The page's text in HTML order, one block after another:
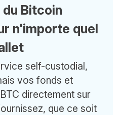
du Bitcoin
n'importe quel
self-custodial,
vos fonds et
directement sur
que ce soit